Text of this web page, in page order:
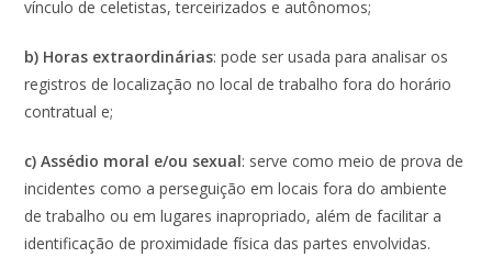
vínculo de celetistas, terceirizados e autônomos;
b) Horas extraordinárias: pode ser usada para analisar os
registros de localização no local de trabalho fora do horário
contratual e;
c) Assédio moral e/ou sexual: serve como meio de prova de
incidentes como a perseguição em locais fora do ambiente
de trabalho ou em lugares inapropriado, além de facilitar a
identificação de proximidade física das partes envolvidas.